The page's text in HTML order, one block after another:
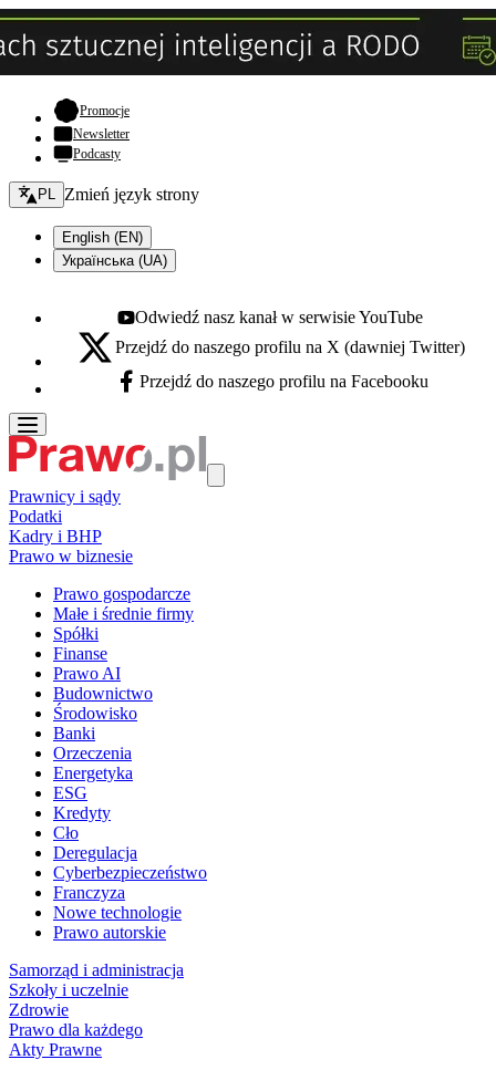
Promocje- otwiera się w nowej karcie
Newsletter
Podcasty
Zmień język - bieżący:
PL Zmień język strony
English (EN)
Українська (UA)
Youtube - otwiera się w nowej karcie
Odwiedź nasz kanał w serwisie YouTube
X - otwiera się w nowej karcie
Przejdź do naszego profilu na X (dawniej Twitter)
Facebook - otwiera się w nowej karcie
Przejdź do naszego profilu na Facebooku
Prawnicy i sądy
Podatki
Kadry i BHP
Prawo w biznesie
Prawo gospodarcze
Małe i średnie firmy
Spółki
Finanse
Prawo AI
Budownictwo
Środowisko
Banki
Orzeczenia
Energetyka
ESG
Kredyty
Cło
Deregulacja
Cyberbezpieczeństwo
Franczyza
Nowe technologie
Prawo autorskie
Samorząd i administracja
Szkoły i uczelnie
Zdrowie
Prawo dla każdego
Akty Prawne